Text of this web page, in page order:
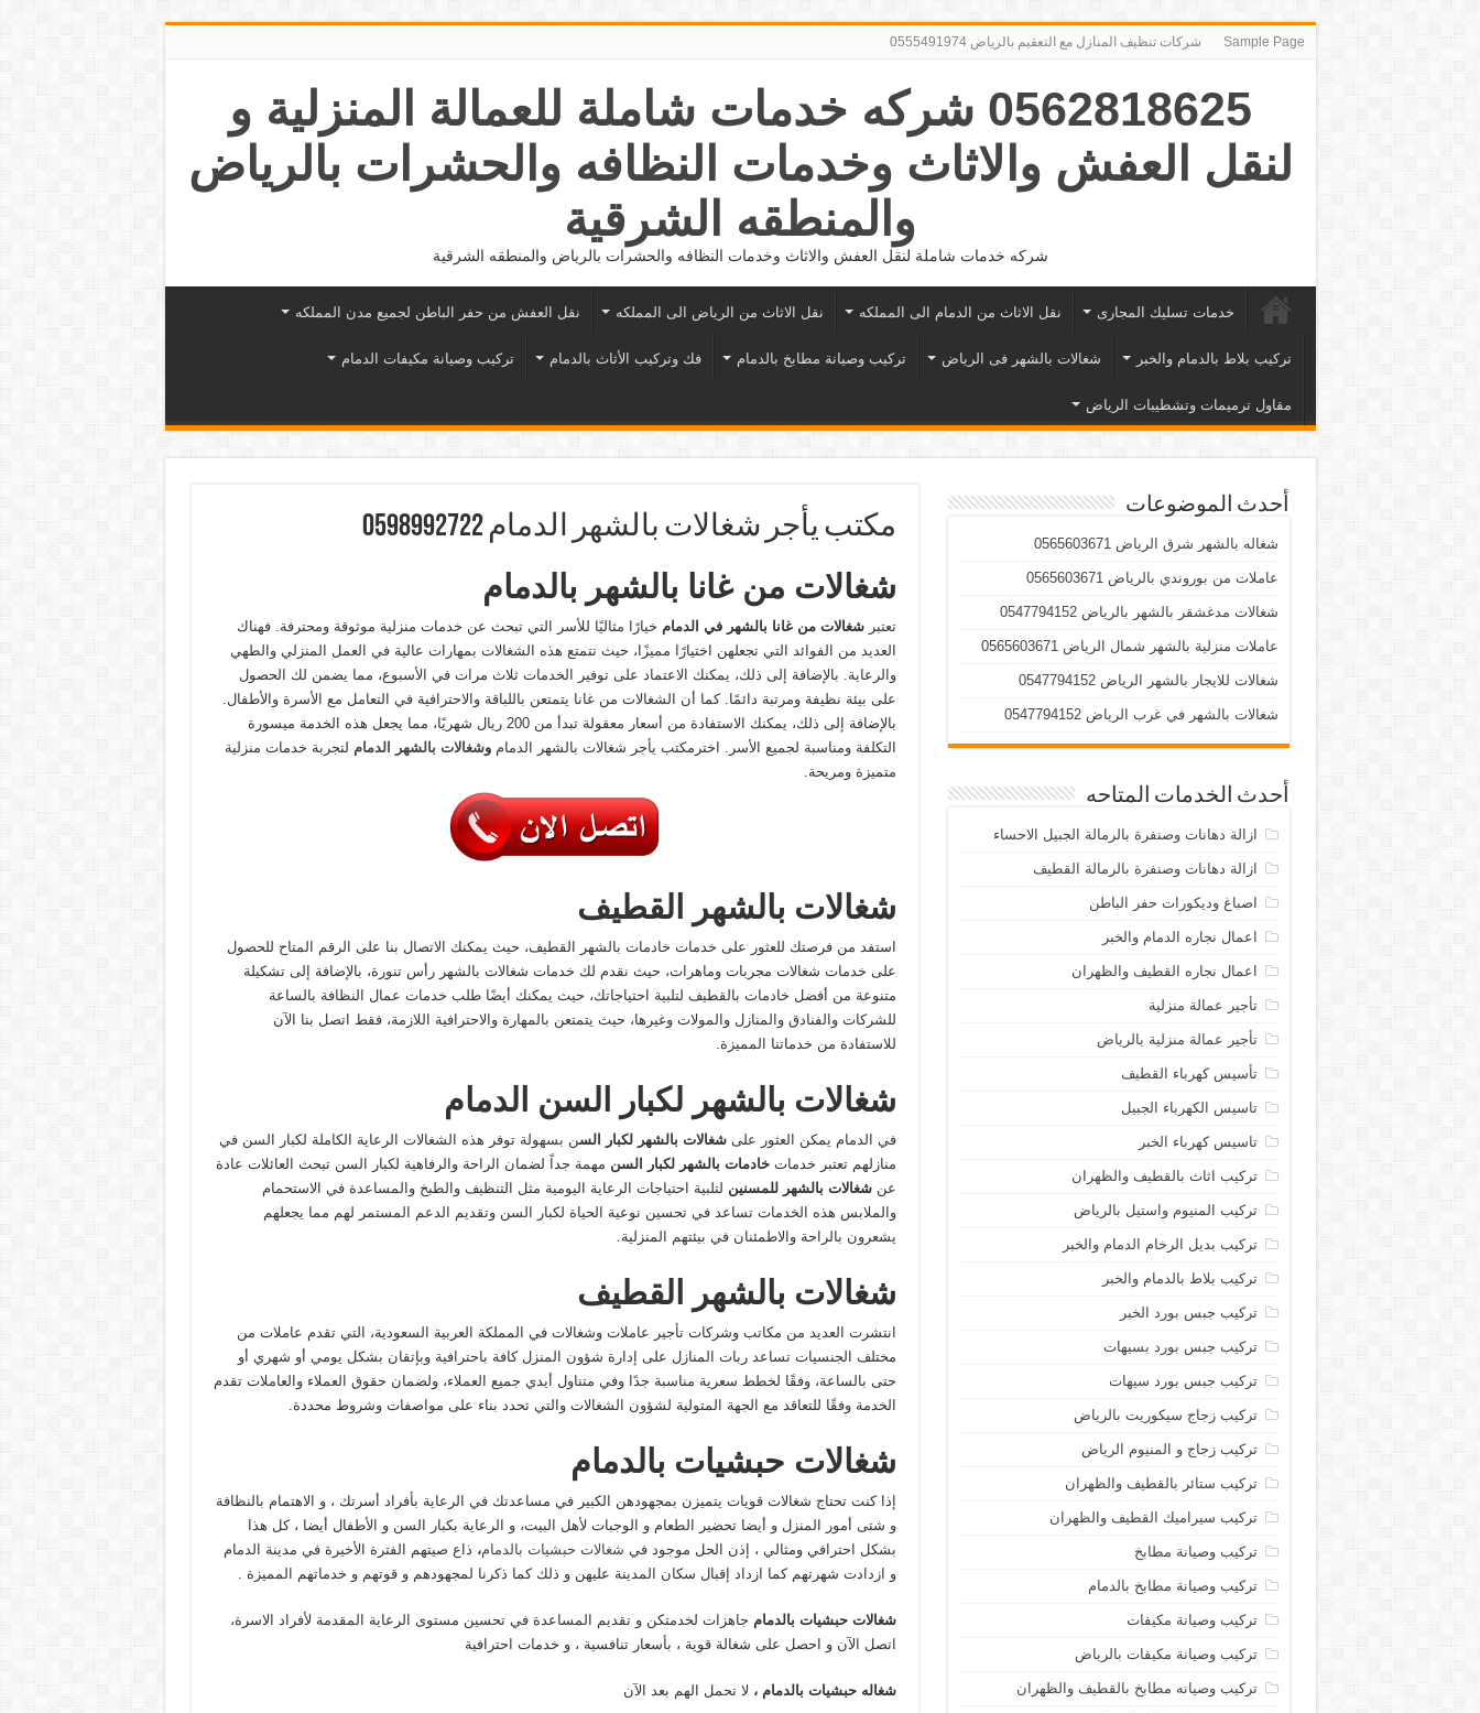
Sample Page شركات تنظيف المنازل مع التعقيم بالرياض ‪0555491974‬
0562818625 شركه خدمات شاملة للعمالة المنزلية و
لنقل العفش والاثاث وخدمات النظافه والحشرات بالرياض
والمنطقه الشرقية
شركه خدمات شاملة لنقل العفش والاثاث وخدمات النظافه والحشرات بالرياض والمنطقه الشرقية
خدمات تسليك المجارى نقل الاثاث من الدمام الى المملكه نقل الاثاث من الرياض الى المملكه نقل العفش من حفر الباطن لجميع مدن المملكه
تركيب بلاط بالدمام والخبر شغالات بالشهر فى الرياض تركيب وصيانة مطابخ بالدمام فك وتركيب الأثاث بالدمام تركيب وصيانة مكيفات الدمام
مقاول ترميمات وتشطيبات الرياض
مكتب يأجر شغالات بالشهر الدمام 0598992722
شغالات من غانا بالشهر بالدمام
تعتبر شغالات من غانا بالشهر في الدمام خيارًا مثاليًا للأسر التي تبحث عن خدمات منزلية موثوقة ومحترفة. فهناك
العديد من الفوائد التي تجعلهن اختيارًا مميزًا، حيث تتمتع هذه الشغالات بمهارات عالية في العمل المنزلي والطهي
والرعاية. بالإضافة إلى ذلك، يمكنك الاعتماد على توفير الخدمات ثلاث مرات في الأسبوع، مما يضمن لك الحصول
على بيئة نظيفة ومرتبة دائمًا. كما أن الشغالات من غانا يتمتعن باللباقة والاحترافية في التعامل مع الأسرة والأطفال.
بالإضافة إلى ذلك، يمكنك الاستفادة من أسعار معقولة تبدأ من 200 ريال شهريًا، مما يجعل هذه الخدمة ميسورة
التكلفة ومناسبة لجميع الأسر. اخترمكتب يأجر شغالات بالشهر الدمام وشغالات بالشهر الدمام لتجربة خدمات منزلية
متميزة ومريحة.
شغالات بالشهر القطيف
استفد من فرصتك للعثور على خدمات خادمات بالشهر القطيف، حيث يمكنك الاتصال بنا على الرقم المتاح للحصول
على خدمات شغالات مجربات وماهرات، حيث نقدم لك خدمات شغالات بالشهر رأس تنورة، بالإضافة إلى تشكيلة
متنوعة من أفضل خادمات بالقطيف لتلبية احتياجاتك، حيث يمكنك أيضًا طلب خدمات عمال النظافة بالساعة
للشركات والفنادق والمنازل والمولات وغيرها، حيث يتمتعن بالمهارة والاحترافية اللازمة، فقط اتصل بنا الآن
للاستفادة من خدماتنا المميزة.
شغالات بالشهر لكبار السن الدمام
في الدمام يمكن العثور علىشغالات بالشهر لكبار السن بسهولة توفر هذه الشغالات الرعاية الكاملة لكبار السن في
منازلهم تعتبر خدماتخادمات بالشهر لكبار السن مهمة جداً لضمان الراحة والرفاهية لكبار السن تبحث العائلات عادة
عنشغالات بالشهر للمسنين لتلبية احتياجات الرعاية اليومية مثل التنظيف والطبخ والمساعدة في الاستحمام
والملابس هذه الخدمات تساعد في تحسين نوعية الحياة لكبار السن وتقديم الدعم المستمر لهم مما يجعلهم
يشعرون بالراحة والاطمئنان في بيئتهم المنزلية.
شغالات بالشهر القطيف
انتشرت العديد من مكاتب وشركات تأجير عاملات وشغالات في المملكة العربية السعودية، التي تقدم عاملات من
مختلف الجنسيات تساعد ربات المنازل على إدارة شؤون المنزل كافة باحترافية وبإتقان بشكل يومي أو شهري أو
حتى بالساعة، وفقًا لخطط سعرية مناسبة جدًا وفي متناول أيدي جميع العملاء، ولضمان حقوق العملاء والعاملات تقدم
الخدمة وفقًا للتعاقد مع الجهة المتولية لشؤون الشغالات والتي تحدد بناء على مواصفات وشروط محددة.
شغالات حبشيات بالدمام
إذا كنت تحتاج شغالات قويات يتميزن بمجهودهن الكبير في مساعدتك في الرعاية بأفراد أسرتك ، و الاهتمام بالنظافة
و شتى أمور المنزل و أيضا تحضير الطعام و الوجبات لأهل البيت، و الرعاية بكبار السن و الأطفال أيضا ، كل هذا
بشكل احترافي ومثالي ، إذن الحل موجود في شغالات حبشيات بالدمام، ذاع صيتهم الفترة الأخيرة في مدينة الدمام
و ازدادت شهرتهم كما ازداد إقبال سكان المدينة عليهن و ذلك كما ذكرنا لمجهودهم و قوتهم و خدماتهم المميزة .
شغالات حبشيات بالدمام جاهزات لخدمتكن و تقديم المساعدة في تحسين مستوى الرعاية المقدمة لأفراد الاسرة،
اتصل الآن و احصل على شغالة قوية ، بأسعار تنافسية ، و خدمات احترافية
شغاله حبشيات بالدمام ، لا تحمل الهم بعد الآن
أحدث الموضوعات
شغاله بالشهر شرق الرياض 0565603671
عاملات من بوروندي بالرياض 0565603671
شغالات مدغشقر بالشهر بالرياض 0547794152
عاملات منزلية بالشهر شمال الرياض 0565603671
شغالات للايجار بالشهر الرياض 0547794152
شغالات بالشهر في غرب الرياض 0547794152
أحدث الخدمات المتاحه
ازالة دهانات وصنفرة بالرمالة الجبيل الاحساء
ازالة دهانات وصنفرة بالرمالة القطيف
اصباغ وديكورات حفر الباطن
اعمال نجاره الدمام والخبر
اعمال نجاره القطيف والظهران
تأجير عمالة منزلية
تأجير عمالة منزلية بالرياض
تأسيس كهرباء القطيف
تاسيس الكهرباء الجبيل
تاسيس كهرباء الخبر
تركيب اثاث بالقطيف والظهران
تركيب المنيوم واستيل بالرياض
تركيب بديل الرخام الدمام والخبر
تركيب بلاط بالدمام والخبر
تركيب جبس بورد الخبر
تركيب جبس بورد بسيهات
تركيب جبس بورد سيهات
تركيب زجاج سيكوريت بالرياض
تركيب زجاج و المنيوم الرياض
تركيب ستائر بالقطيف والظهران
تركيب سيراميك القطيف والظهران
تركيب وصيانة مطابخ
تركيب وصيانة مطابخ بالدمام
تركيب وصيانة مكيفات
تركيب وصيانة مكيفات بالرياض
تركيب وصيانه مطابخ بالقطيف والظهران